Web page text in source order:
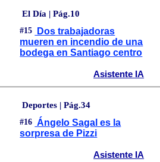
El Día | Pág.10
#15
Dos trabajadoras
mueren en incendio de una
bodega en Santiago centro
Asistente IA
Deportes | Pág.34
#16 Ángelo Sagal es la
sorpresa de Pizzi
Asistente IA